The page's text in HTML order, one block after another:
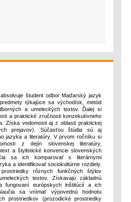
študent odbor Maďarský jazyk
týkajúce sa východísk, metód
a umeleckých textov. Ďalej si
a praktické zručnosti konzekutívneho
Získa vedomosti aj z oblasti praktickej
prejavov). Súčasťou štúdia sú aj
jazyka a literatúry. V prvom ročníku si
z dejín slovenskej literatúry,
a štylistické konvencie slovenských
sa ich komparovať s literárnymi
a identifikovať sociokultúrne rozdiely.
rôznych funkčných štýlov
textov. Získavajú základnú
fungovaní európskych inštitúcií a ich
sa vnímať výpovednú hodnotu
prostriedkov (prozodické prostriedky